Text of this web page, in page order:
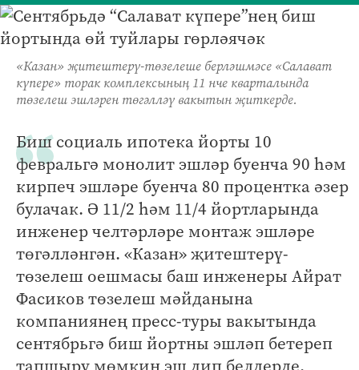
«Казан» җитештерү-төзелеше берләшмәсе «Салават
күпере» торак комплексының 11 нче кварталында
төзелеш эшләрен төгәлләү вакытын җиткерде.
Биш социаль ипотека йорты 10
февральгә монолит эшләр буенча 90 һәм
кирпеч эшләре буенча 80 процентка әзер
булачак. Ә 11/2 һәм 11/4 йортларында
инженер челтәрләре монтаж эшләре
төгәлләнгән. «Казан» җитештерү-
төзелеш оешмасы баш инженеры Айрат
Фасиков төзелеш мәйданына
компаниянең пресс-туры вакытында
сентябрьгә биш йортны эшләп бетереп